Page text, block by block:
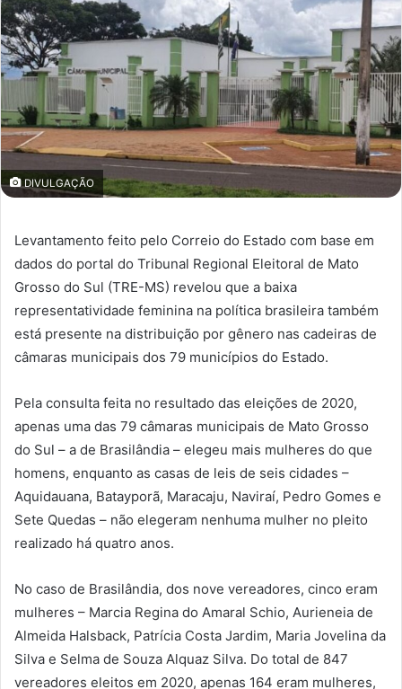
DIVULGAÇÃO
Levantamento feito pelo Correio do Estado com base em
dados do portal do Tribunal Regional Eleitoral de Mato
Grosso do Sul (TRE-MS) revelou que a baixa
representatividade feminina na política brasileira também
está presente na distribuição por gênero nas cadeiras de
câmaras municipais dos 79 municípios do Estado.
Pela consulta feita no resultado das eleições de 2020,
apenas uma das 79 câmaras municipais de Mato Grosso
do Sul – a de Brasilândia – elegeu mais mulheres do que
homens, enquanto as casas de leis de seis cidades –
Aquidauana, Batayporã, Maracaju, Naviraí, Pedro Gomes e
Sete Quedas – não elegeram nenhuma mulher no pleito
realizado há quatro anos.
No caso de Brasilândia, dos nove vereadores, cinco eram
mulheres – Marcia Regina do Amaral Schio, Aurieneia de
Almeida Halsback, Patrícia Costa Jardim, Maria Jovelina da
Silva e Selma de Souza Alquaz Silva. Do total de 847
vereadores eleitos em 2020, apenas 164 eram mulheres,